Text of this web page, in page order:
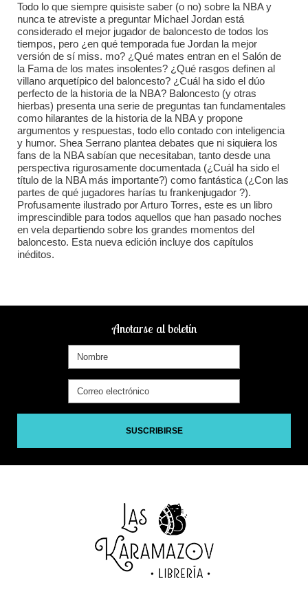
Todo lo que siempre quisiste saber (o no) sobre la NBA y
nunca te atreviste a preguntar Michael Jordan está
considerado el mejor jugador de baloncesto de todos los
tiempos, pero ¿en qué temporada fue Jordan la mejor
versión de sí miss. mo? ¿Qué mates entran en el Salón de
la Fama de los mates insolentes? ¿Qué rasgos definen al
villano arquetípico del baloncesto? ¿Cuál ha sido el dúo
perfecto de la historia de la NBA? Baloncesto (y otras
hierbas) presenta una serie de preguntas tan fundamentales
como hilarantes de la historia de la NBA y propone
argumentos y respuestas, todo ello contado con inteligencia
y humor. Shea Serrano plantea debates que ni siquiera los
fans de la NBA sabían que necesitaban, tanto desde una
perspectiva rigurosamente documentada (¿Cuál ha sido el
título de la NBA más importante?) como fantástica (¿Con las
partes de qué jugadores harías tu frankenjugador ?).
Profusamente ilustrado por Arturo Torres, este es un libro
imprescindible para todos aquellos que han pasado noches
en vela departiendo sobre los grandes momentos del
baloncesto. Esta nueva edición incluye dos capítulos
inéditos.
Anotarse al boletín
SUSCRIBIRSE